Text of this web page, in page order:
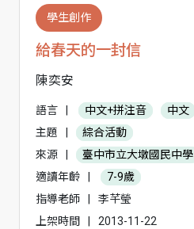
學生創作
給春天的一封信
陳奕安
語言 中文+拼注音
中文
主題
綜合活動
來源
臺中市立大墩國民中學
適讀年齡
7-9歲
指導老師
李芊瑩
上架時間
2013-11-22